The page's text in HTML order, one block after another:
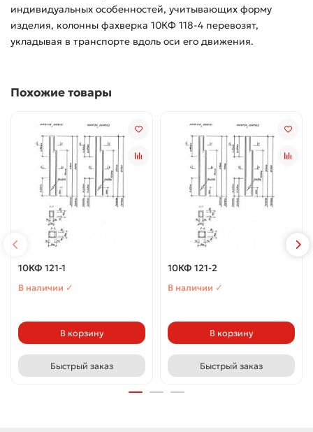
индивидуальных особенностей, учитывающих форму
изделия, колонны фахверка 10КФ 118-4 перевозят,
укладывая в транспорте вдоль оси его движения.
Похожие товары
10КФ 121-1
В наличии ✓
В корзину
Быстрый заказ
10КФ 121-2
В наличии ✓
В корзину
Быстрый заказ